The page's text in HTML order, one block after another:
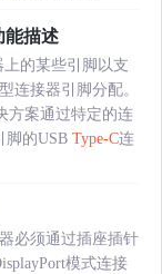
能描述
上的某些引脚以支
连接器引脚分配。
方案通过特定的连
脚的USB Type-C连
必须通过插座插针
模式连接